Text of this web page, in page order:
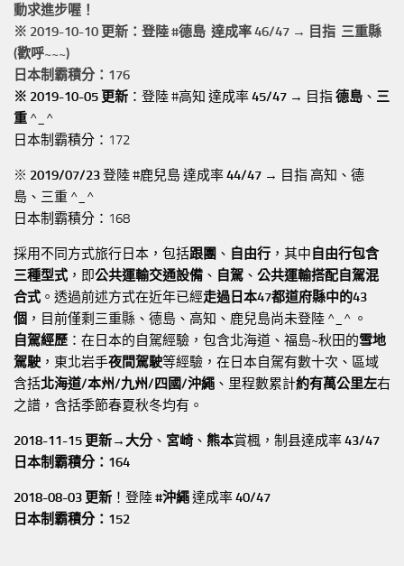
動求進步喔！
※ 2019-10-10 更新：登陸 #德島 達成率 46/47 → 目指 三重縣
(歡呼~~~)
日本制霸積分：176
※ 2019-10-05 更新 ：登陸 #高知 達成率45/47 → 目指德島 、 三
重 ^_^
日本制霸積分：172
※ 2019/07/23登陸 #鹿兒島 達成率44/47 → 目指 高知、德
島、三重 ^_^
日本制霸積分：168
採用不同方式旅行日本，包括跟團 、 自由行 ，其中自由行包含
三種型式 ，即公共運輸交通設備 、 自駕 、 公共運輸搭配自駕混
合式 。透過前述方式在近年已經走過日本47都道府縣中的43
個 ，目前僅剩三重縣、德島、高知、鹿兒島尚未登陸 ^_^ 。
自駕經歷 ：在日本的自駕經驗，包含北海道、福島~秋田的雪地
駕駛 ，東北岩手夜間駕駛等經驗，在日本自駕有數十次、區域
含括北海道/本州/九州/四國/沖繩 、里程數累計約有萬公里左右
之譜，含括季節春夏秋冬均有。
2018-11-15 更新→ 大分、 宮崎 、 熊本賞楓，制县達成率43/47
日本制霸積分：164
2018-08-03 更新 ！登陸#沖繩達成率40/47
日本制霸積分：152